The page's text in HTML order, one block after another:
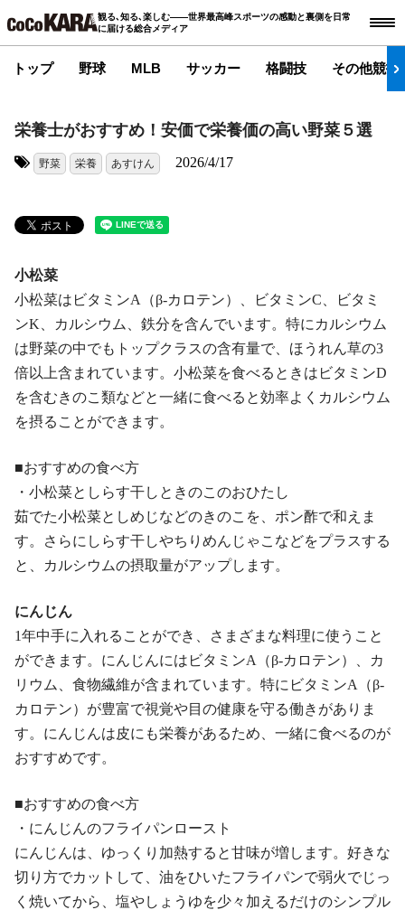
観る､知る､楽しむ――世界最高峰スポーツの感動と裏側を日常
に届ける総合メディア
トップ 野球 MLB サッカー 格闘技 その他競技
栄養士がおすすめ！安価で栄養価の高い野菜５選
野菜 栄養 あすけん 2026/4/17
小松菜
小松菜はビタミンA（β-カロテン）、ビタミンC、ビタミ
ンK、カルシウム、鉄分を含んでいます。特にカルシウム
は野菜の中でもトップクラスの含有量で、ほうれん草の3
倍以上含まれています。小松菜を食べるときはビタミンD
を含むきのこ類などと一緒に食べると効率よくカルシウム
を摂ることができます。
■おすすめの食べ方
・小松菜としらす干しときのこのおひたし
茹でた小松菜としめじなどのきのこを、ポン酢で和えま
す。さらにしらす干しやちりめんじゃこなどをプラスする
と、カルシウムの摂取量がアップします。
にんじん
1年中手に入れることができ、さまざまな料理に使うこと
ができます。にんじんにはビタミンA（β-カロテン）、カ
リウム、食物繊維が含まれています。特にビタミンA（β-
カロテン）が豊富で視覚や目の健康を守る働きがありま
す。にんじんは皮にも栄養があるため、一緒に食べるのが
おすすめです。
■おすすめの食べ方
・にんじんのフライパンロースト
にんじんは、ゆっくり加熱すると甘味が増します。好きな
切り方でカットして、油をひいたフライパンで弱火でじっ
く焼いてから、塩やしょうゆを少々加えるだけのシンプル